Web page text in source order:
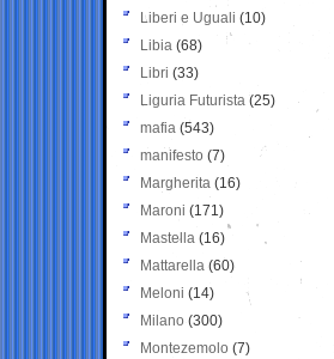
Liberi e Uguali (10)
Libia (68)
Libri (33)
Liguria Futurista (25)
mafia (543)
manifesto (7)
Margherita (16)
Maroni (171)
Mastella (16)
Mattarella (60)
Meloni (14)
Milano (300)
Montezemolo (7)